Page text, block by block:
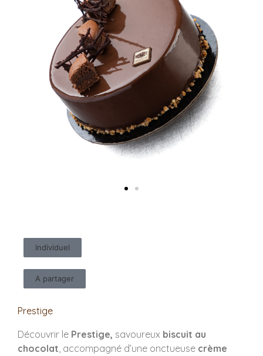
Individuel
A partager
Prestige
Découvrir le Prestige, savoureux biscuit au
chocolat, accompagné d’une onctueuse crème